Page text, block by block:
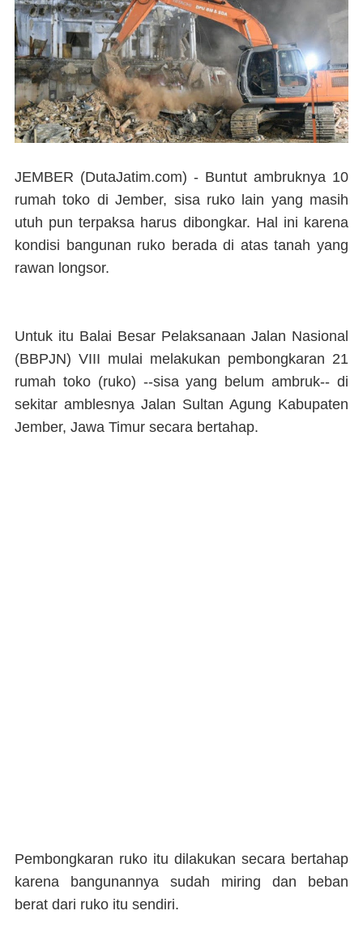
JEMBER (DutaJatim.com) - Buntut ambruknya 10
rumah toko di Jember, sisa ruko lain yang masih
utuh pun terpaksa harus dibongkar. Hal ini karena
kondisi bangunan ruko berada di atas tanah yang
rawan longsor.
Untuk itu Balai Besar Pelaksanaan Jalan Nasional
(BBPJN) VIII mulai melakukan pembongkaran 21
rumah toko (ruko) --sisa yang belum ambruk-- di
sekitar amblesnya Jalan Sultan Agung Kabupaten
Jember, Jawa Timur secara bertahap.
Pembongkaran ruko itu dilakukan secara bertahap
karena bangunannya sudah miring dan beban
berat dari ruko itu sendiri.